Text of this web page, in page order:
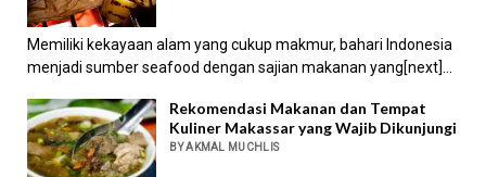
Memiliki kekayaan alam yang cukup makmur, bahari Indonesia
menjadi sumber seafood dengan sajian makanan yang[next]...
Rekomendasi Makanan dan Tempat
Kuliner Makassar yang Wajib Dikunjungi
BY AKMAL MUCHLIS